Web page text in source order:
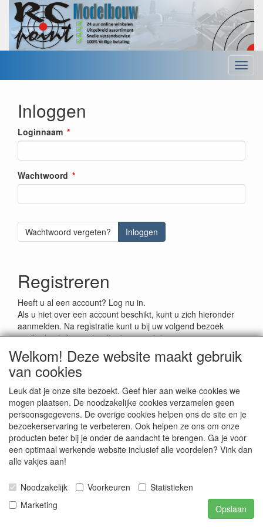
Menu
Inloggen
Loginnaam
Wachtwoord
Wachtwoord vergeten? Inloggen
Registreren
Heeft u al een account? Log nu in.
Als u niet over een account beschikt, kunt u zich hieronder
aanmelden. Na registratie kunt u bij uw volgend bezoek
sneller bestellen en heeft u toegang tot uw
bestelgeschiedenis.
Registreren
Welkom! Deze website maakt gebruik
van cookies
Leuk dat je onze site bezoekt. Geef hier aan welke cookies we
mogen plaatsen. De noodzakelijke cookies verzamelen geen
persoonsgegevens. De overige cookies helpen ons de site en je
bezoekerservaring te verbeteren. Ook helpen ze ons om onze
producten beter bij je onder de aandacht te brengen. Ga je voor
een optimaal werkende website inclusief alle voordelen? Vink dan
alle vakjes aan!
Noodzakelijk Voorkeuren
Statistieken
Marketing
Opslaan